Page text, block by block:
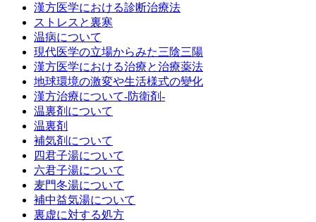
漢方医学における診断治療法
ストレスと裏寒
温病について
現代医学の立場からみた三陰三陽
漢方医学における治療と治療薬法
地球環境の激変や生活様式の變化
漢方治療について‐防衛剤‐
温裏剤について
温裏剤
補気剤について
四君子湯について
六君子湯について
麦門冬湯について
補中益気湯について
裏虚に対する処方